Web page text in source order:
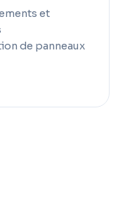
et
de panneaux